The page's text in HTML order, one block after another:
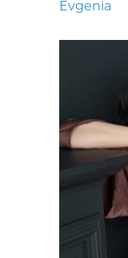
Evgenia